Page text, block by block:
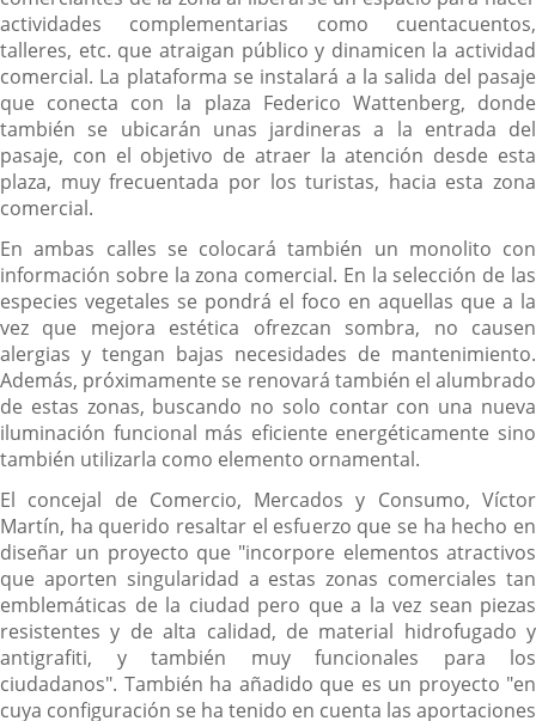
actividades complementarias como cuentacuentos,
talleres, etc. que atraigan público y dinamicen la actividad
comercial. La plataforma se instalará a la salida del pasaje
que conecta con la plaza Federico Wattenberg, donde
también se ubicarán unas jardineras a la entrada del
pasaje, con el objetivo de atraer la atención desde esta
plaza, muy frecuentada por los turistas, hacia esta zona
comercial.
En ambas calles se colocará también un monolito con
información sobre la zona comercial. En la selección de las
especies vegetales se pondrá el foco en aquellas que a la
vez que mejora estética ofrezcan sombra, no causen
alergias y tengan bajas necesidades de mantenimiento.
Además, próximamente se renovará también el alumbrado
de estas zonas, buscando no solo contar con una nueva
iluminación funcional más eficiente energéticamente sino
también utilizarla como elemento ornamental.
El concejal de Comercio, Mercados y Consumo, Víctor
Martín, ha querido resaltar el esfuerzo que se ha hecho en
diseñar un proyecto que "incorpore elementos atractivos
que aporten singularidad a estas zonas comerciales tan
emblemáticas de la ciudad pero que a la vez sean piezas
resistentes y de alta calidad, de material hidrofugado y
antigrafiti, y también muy funcionales para los
ciudadanos". También ha añadido que es un proyecto "en
cuya configuración se ha tenido en cuenta las aportaciones